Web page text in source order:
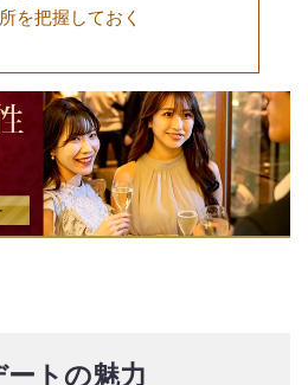
を把握しておく
トの魅力